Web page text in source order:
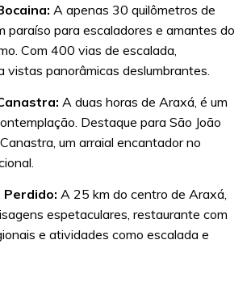
A apenas 30 quilômetros de
paraíso para escaladores e amantes do
Com 400 vias de escalada,
vistas panorâmicas deslumbrantes.
A duas horas de Araxá, é um
Destaque para São João
um arraial encantador no
A 25 km do centro de Araxá,
espetaculares, restaurante com
e atividades como escalada e